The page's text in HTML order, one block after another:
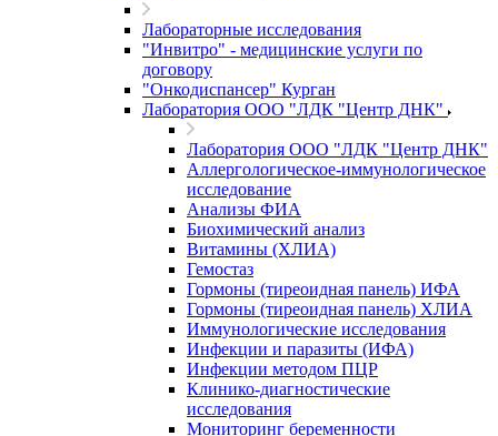
Лабораторные исследования
"Инвитро" - медицинские услуги по
договору
"Онкодиспансер" Курган
Лаборатория ООО "ЛДК "Центр ДНК"
Лаборатория ООО "ЛДК "Центр ДНК"
Аллергологическое-иммунологическое
исследование
Анализы ФИА
Биохимический анализ
Витамины (ХЛИА)
Гемостаз
Гормоны (тиреоидная панель) ИФА
Гормоны (тиреоидная панель) ХЛИА
Иммунологические исследования
Инфекции и паразиты (ИФА)
Инфекции методом ПЦР
Клинико-диагностические
исследования
Мониторинг беременности